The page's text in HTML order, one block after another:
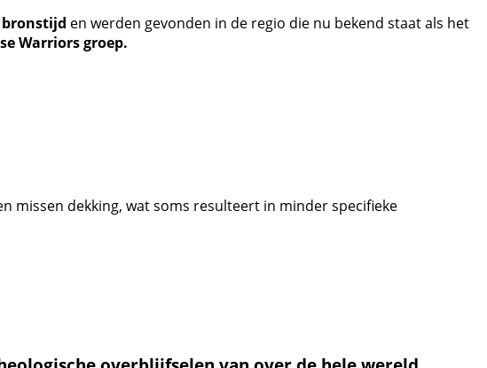
bronstijd en werden gevonden in de regio die nu bekend staat als het
Warriors groep.
missen dekking, wat soms resulteert in minder specifieke